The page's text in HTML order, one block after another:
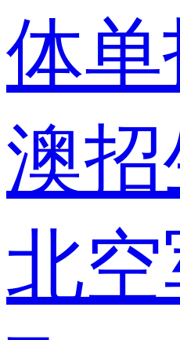
体单
澳招
北